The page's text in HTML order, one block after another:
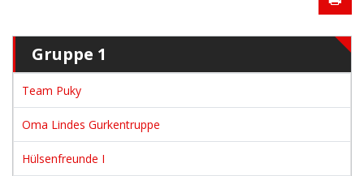
Gruppe 1
Team Puky
Oma Lindes Gurkentruppe
Hülsenfreunde I